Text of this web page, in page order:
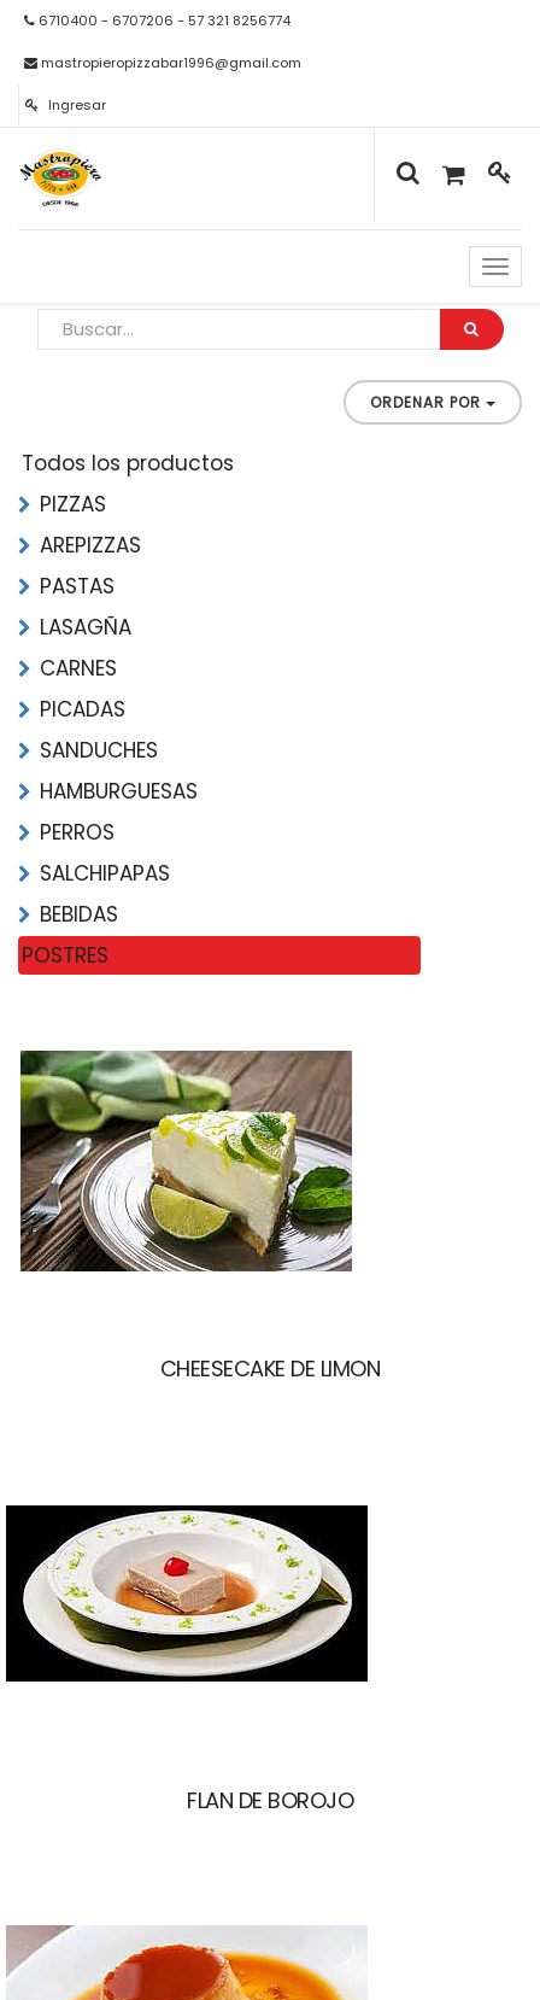
6710400 - 6707206 - 57 321 8256774
mastropieropizzabar1996@gmail.com
Ingresar
de
ORDENAR POR
Todos los productos
PIZZAS
AREPIZZAS
PASTAS
LASAGÑA
CARNES
PICADAS
SANDUCHES
HAMBURGUESAS
PERROS
SALCHIPAPAS
BEBIDAS
POSTRES
CHEESECAKE DE LIMON
FLAN DE BOROJO